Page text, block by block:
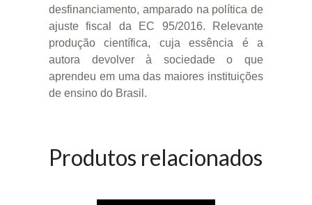
desfinanciamento, amparado na política de
ajuste fiscal da EC 95/2016. Relevante
produção científica, cuja essência é a
autora devolver à sociedade o que
aprendeu em uma das maiores instituições
de ensino do Brasil.
Produtos relacionados